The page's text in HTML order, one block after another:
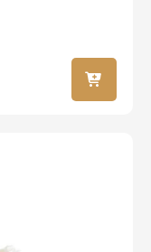
Lees
verder